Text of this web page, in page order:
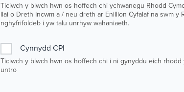
Ticiwch y blwch hwn os hoffech chi ychwanegu Rhodd
llai o Dreth Incwm a / neu dreth ar Enillion Cyfalaf na swm
nghyfrifoldeb i yw talu unrhyw wahaniaeth.
Cynnydd CPI
Ticiwch y blwch hwn os hoffech chi i ni gynyddu eich
untro